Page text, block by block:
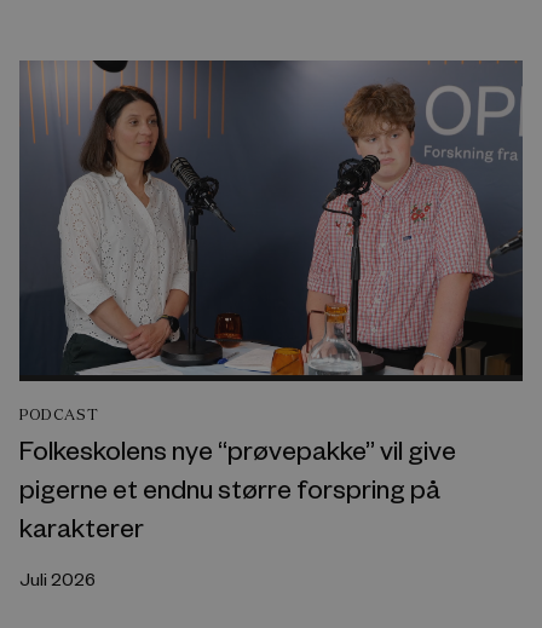
PODCAST
Folkeskolens nye “prøvepakke” vil give
pigerne et endnu større forspring på
karakterer
Juli 2026